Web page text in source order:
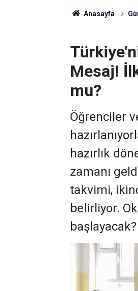
Anasayfa
Mesaj!
mu?
Öğrenciler
hazırlık
zamanı
takvimi,
belirliyor.